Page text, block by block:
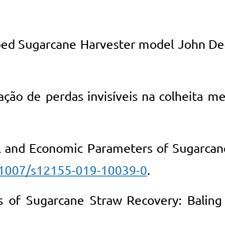
Sugarcane Harvester model John
de perdas invisíveis na colheita
Economic Parameters of
s12155-019-10039-0.
Sugarcane Straw Recovery: